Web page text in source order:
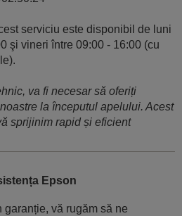
serviciu este disponibil de luni
şi vineri între 09:00 - 16:00 (cu
va fi necesar să oferiți
la începutul apelului. Acest
sprijinim rapid și eficient
Epson
garanție, vă rugăm să ne